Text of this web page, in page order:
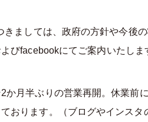
きましては、政府の方針や今後
びfacebookにてご案内いたしま
か月半ぶりの営業再開。休業前に
おります。（ブログやインス